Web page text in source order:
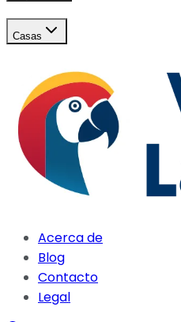
Casas
Acerca de
Blog
Contacto
Legal